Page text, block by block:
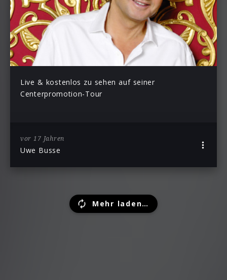
Live & kostenlos zu sehen auf seiner
Centerpromotion-Tour
vor 17 Jahren
Uwe Busse
Mehr laden…